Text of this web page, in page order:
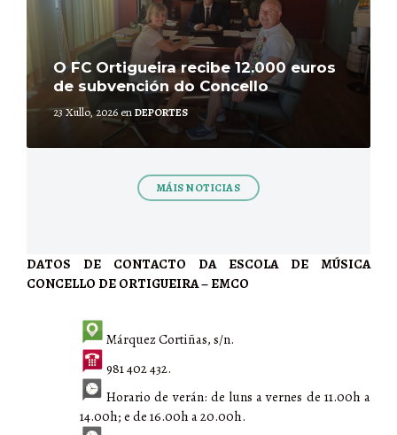
O FC Ortigueira recibe 12.000 euros
de subvención do Concello
23 Xullo, 2026 enDEPORTES
MÁIS NOTICIAS
DATOS DE CONTACTO DA ESCOLA DE MÚSICA
CONCELLO DE ORTIGUEIRA – EMCO
Márquez Cortiñas, s/n.
981 402 432.
Horario de verán: de luns a vernes de 11.00h a
14.00h; e de 16.00h a 20.00h.